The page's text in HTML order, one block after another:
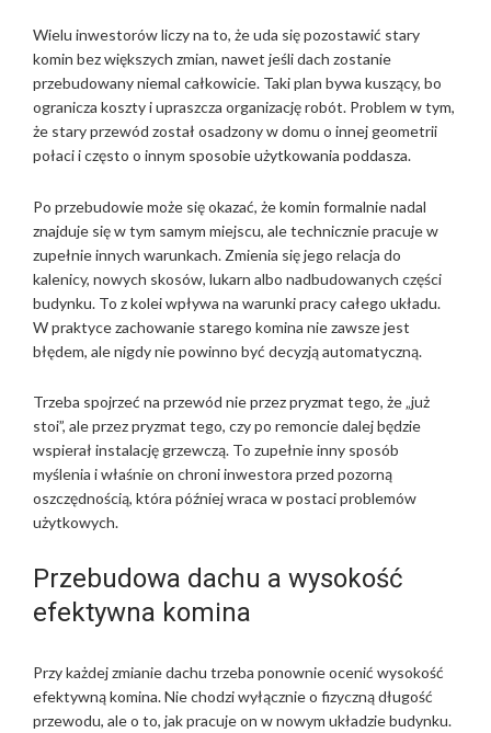
Wielu inwestorów liczy na to, że uda się pozostawić stary
komin bez większych zmian, nawet jeśli dach zostanie
przebudowany niemal całkowicie. Taki plan bywa kuszący, bo
ogranicza koszty i upraszcza organizację robót. Problem w tym,
że stary przewód został osadzony w domu o innej geometrii
połaci i często o innym sposobie użytkowania poddasza.
Po przebudowie może się okazać, że komin formalnie nadal
znajduje się w tym samym miejscu, ale technicznie pracuje w
zupełnie innych warunkach. Zmienia się jego relacja do
kalenicy, nowych skosów, lukarn albo nadbudowanych części
budynku. To z kolei wpływa na warunki pracy całego układu.
W praktyce zachowanie starego komina nie zawsze jest
błędem, ale nigdy nie powinno być decyzją automatyczną.
Trzeba spojrzeć na przewód nie przez pryzmat tego, że „już
stoi”, ale przez pryzmat tego, czy po remoncie dalej będzie
wspierał instalację grzewczą. To zupełnie inny sposób
myślenia i właśnie on chroni inwestora przed pozorną
oszczędnością, która później wraca w postaci problemów
użytkowych.
Przebudowa dachu a wysokość
efektywna komina
Przy każdej zmianie dachu trzeba ponownie ocenić wysokość
efektywną komina. Nie chodzi wyłącznie o fizyczną długość
przewodu, ale o to, jak pracuje on w nowym układzie budynku.